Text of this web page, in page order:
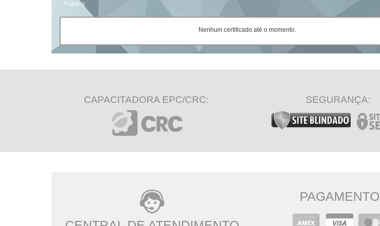
Público
Nenhum certificado até o momento.
CAPACITADORA EPC/CRC: SEGURANÇA:
PAGAMENTO